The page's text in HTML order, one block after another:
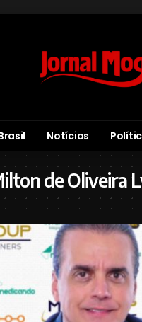
Notícias
de Oliveira